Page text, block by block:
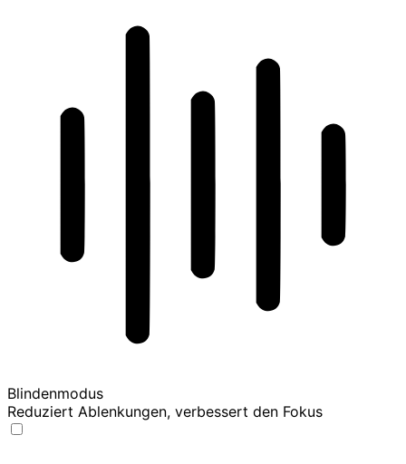
Blindenmodus
Reduziert Ablenkungen, verbessert den Fokus